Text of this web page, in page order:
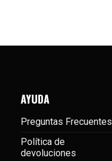
AYUDA
Preguntas Frecuentes
Política de
devoluciones